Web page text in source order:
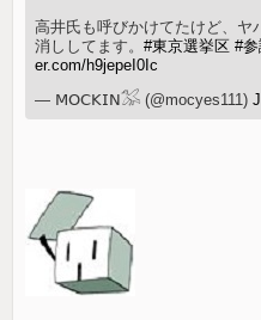
高井氏も呼びかけてたけど、ヤ
消ししてます。#東京選挙区 #
er.com/h9jepeI0Ic
— 𝖬𝖮𝖢𝖪𝖨𝖭𓅮 (@mocyes111)